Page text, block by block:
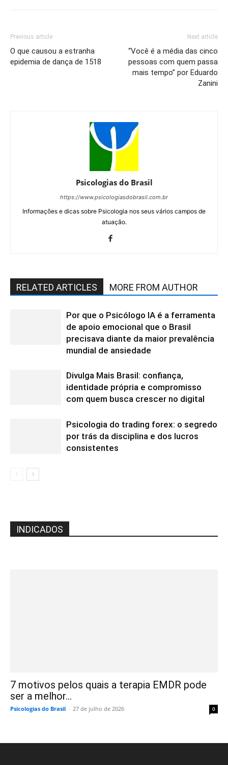
Previous article
O que causou a estranha
epidemia de dança de 1518
Next article
“Você é a média das cinco
pessoas com quem passa
mais tempo” por Eduardo
Zanini
Psicologias do Brasil
https://www.psicologiasdobrasil.com.br
Informações e dicas sobre Psicologia nos seus vários campos de
atuação.
RELATED ARTICLES MORE FROM AUTHOR
Por que o Psicólogo IA é a ferramenta
de apoio emocional que o Brasil
precisava diante da maior prevalência
mundial de ansiedade
Divulga Mais Brasil: confiança,
identidade própria e compromisso
com quem busca crescer no digital
Psicologia do trading forex: o segredo
por trás da disciplina e dos lucros
consistentes
INDICADOS
7 motivos pelos quais a terapia EMDR pode
ser a melhor...
Psicologias do Brasil - 27 de julho de 2026 0